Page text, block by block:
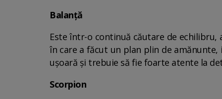
Balanță
Este într-o continuă căutare de echilibru,
în care a făcut un plan plin de
ușoară și trebuie să fie foarte atente la
Scorpion